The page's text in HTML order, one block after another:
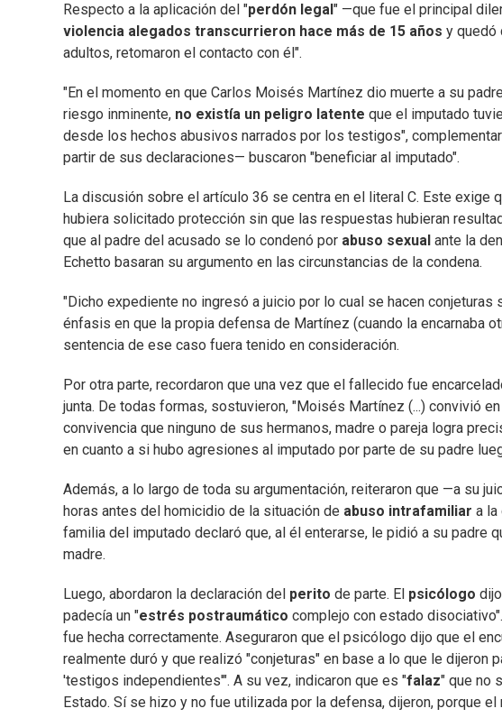
Respecto a la aplicación del "perdón legal " —que fue el principal
violencia alegados transcurrieron hace más de 15 años y quedó
adultos, retomaron el contacto con él".
"En el momento en que Carlos Moisés Martínez dio muerte a su
riesgo inminente, no existía un peligro latente que el imputado
desde los hechos abusivos narrados por los testigos",
partir de sus declaraciones— buscaron "beneficiar al imputado".
La discusión sobre el artículo 36 se centra en el literal C. Este exige
hubiera solicitado protección sin que las respuestas hubieran
que al padre del acusado se lo condenó por abuso sexual ante la
Echetto basaran su argumento en las circunstancias de la condena.
"Dicho expediente no ingresó a juicio por lo cual se hacen conjeturas
énfasis en que la propia defensa de Martínez (cuando la encarnaba
sentencia de ese caso fuera tenido en consideración.
Por otra parte, recordaron que una vez que el fallecido fue
junta. De todas formas, sostuvieron, "Moisés Martínez (...) convivió
convivencia que ninguno de sus hermanos, madre o pareja logra
en cuanto a si hubo agresiones al imputado por parte de su padre
Además, a lo largo de toda su argumentación, reiteraron que —a su
horas antes del homicidio de la situación de abuso intrafamiliar a la
familia del imputado declaró que, al él enterarse, le pidió a su padre
madre.
Luego, abordaron la declaración del perito de parte. El psicólogo
padecía un "estrés postraumático complejo con estado
fue hecha correctamente. Aseguraron que el psicólogo dijo que el
realmente duró y que realizó "conjeturas" en base a lo que le dijeron
'testigos independientes'". A su vez, indicaron que es "falaz" que no
Estado. Sí se hizo y no fue utilizada por la defensa, dijeron, porque